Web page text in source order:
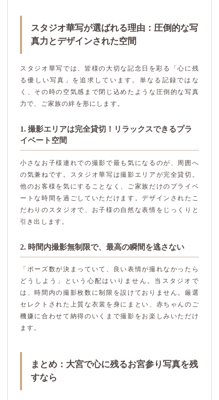
スタジオ華写が選ばれる理由：圧倒的な写
真力とデザインされた空間
スタジオ華写では、皆様の大切な記念日を彩る「心に残
る優しい写真」を追求しています。単なる記録ではな
く、その時の空気感まで閉じ込めたような圧倒的な写真
力で、ご家族の絆を形にします。
1. 撮影エリアは完全貸切！リラックスできるプラ
イベート空間
小さなお子様連れでの撮影で最も気になるのが、周囲へ
の気兼ねです。スタジオ華写は撮影エリアが完全貸切。
他のお客様を気にすることなく、ご家族だけのプライベ
ートな時間を過ごしていただけます。デザインされたこ
だわりのスタジオで、お子様の自然な表情をじっくりと
引き出します。
2. 時間内撮影無制限で、最高の瞬間を逃さない
「ポーズ数が決まっていて、良い表情が撮れなかったら
どうしよう」という心配はいりません。当スタジオで
は、時間内の撮影枚数に制限を設けておりません。厳選
セレクトされた上質な衣裳を身にまとい、赤ちゃんのご
機嫌に合わせて納得のいくまで撮影をお楽しみいただけ
ます。
まとめ：大宮で心に残るお宮参り写真を残
すなら